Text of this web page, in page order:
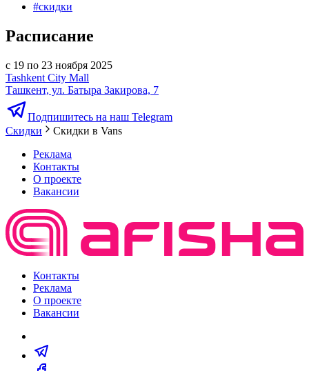
#скидки
Расписание
с 19 по 23 ноября 2025
Tashkent City Mall
Ташкент, ул. Батыра Закирова, 7
Подпишитесь на наш Telegram
Скидки
Скидки в Vans
Реклама
Контакты
О проекте
Вакансии
Контакты
Реклама
О проекте
Вакансии